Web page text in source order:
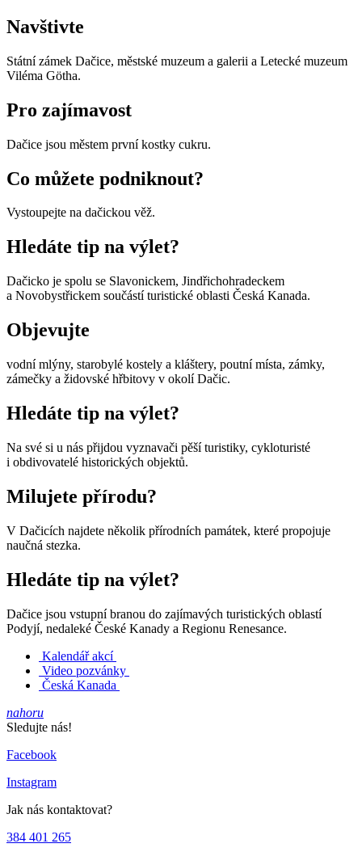
Navštivte
Státní zámek Dačice, městské muzeum a galerii a Letecké muzeum
Viléma Götha.
Pro zajímavost
Dačice jsou městem první kostky cukru.
Co můžete podniknout?
Vystoupejte na dačickou věž.
Hledáte tip na výlet?
Dačicko je spolu se Slavonickem, Jindřichohradeckem
a Novobystřickem součástí turistické oblasti Česká Kanada.
Objevujte
vodní mlýny, starobylé kostely a kláštery, poutní místa, zámky,
zámečky a židovské hřbitovy v okolí Dačic.
Hledáte tip na výlet?
Na své si u nás přijdou vyznavači pěší turistiky, cykloturisté
i obdivovatelé historických objektů.
Milujete přírodu?
V Dačicích najdete několik přírodních památek, které propojuje
naučná stezka.
Hledáte tip na výlet?
Dačice jsou vstupní branou do zajímavých turistických oblastí
Podyjí, nedaleké České Kanady a Regionu Renesance.
Kalendář akcí
Video pozvánky
Česká Kanada
nahoru
Sledujte nás!
Facebook
Instagram
Jak nás kontaktovat?
384 401 265